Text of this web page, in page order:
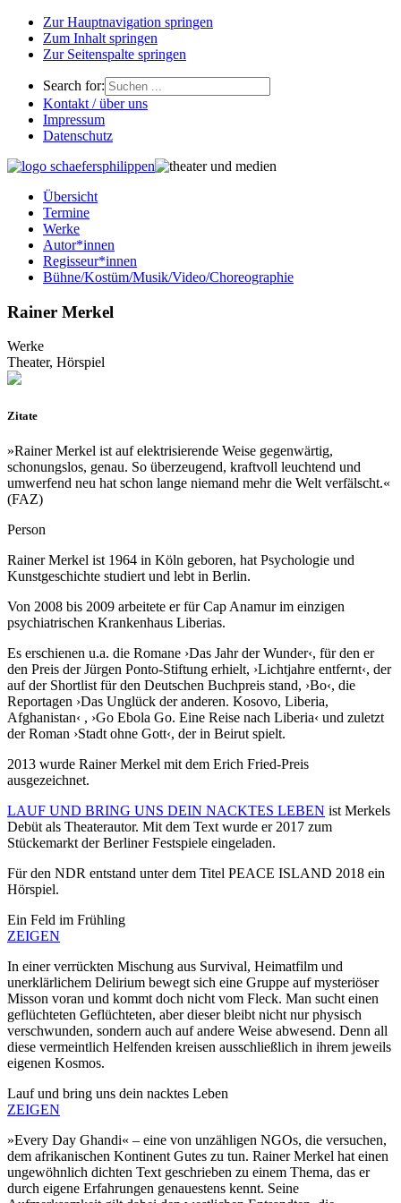
Zur Hauptnavigation springen
Zum Inhalt springen
Zur Seitenspalte springen
Search for:
Kontakt / über uns
Impressum
Datenschutz
Übersicht
Termine
Werke
Autor*innen
Regisseur*innen
Bühne/Kostüm/Musik/Video/Choreographie
Rainer Merkel
Werke
Theater, Hörspiel
Zitate
»Rainer Merkel ist auf elektrisierende Weise gegenwärtig,
schonungslos, genau. So überzeugend, kraftvoll leuchtend und
umwerfend neu hat schon lange niemand mehr die Welt verfälscht.«
(FAZ)
Person
Rainer Merkel ist 1964 in Köln geboren, hat Psychologie und
Kunstgeschichte studiert und lebt in Berlin.
Von 2008 bis 2009 arbeitete er für Cap Anamurim einzigen
psychiatrischen Krankenhaus Liberias.
Es erschienen u.a. die Romane ›Das Jahr der Wunder‹, für den er
den Preis derJürgen Ponto-Stiftung erhielt, ›Lichtjahre entfernt‹, der
auf der Shortlist für den Deutschen Buchpreis stand, ›Bo‹, die
Reportagen ›Das Unglück der anderen. Kosovo, Liberia,
Afghanistan‹ , ›Go Ebola Go. Eine Reise nach Liberia‹ und zuletzt
der Roman ›Stadt ohne Gott‹, der in Beirut spielt.
2013 wurde Rainer Merkel mit dem Erich Fried-Preis
ausgezeichnet.
LAUF UND BRING UNS DEIN NACKTES LEBEN ist Merkels
Debüt als Theaterautor. Mit dem Text wurde er 2017 zum
Stückemarkt der Berliner Festspiele eingeladen.
Für den NDR entstand unter dem Titel PEACE ISLAND 2018 ein
Hörspiel.
Ein Feld im Frühling
ZEIGEN
In einer verrückten Mischung aus Survival, Heimatfilm und
unerklärlichem Delirium bewegt sich eine Gruppe auf mysteriöser
Misson voran und kommt doch nicht vom Fleck. Man sucht einen
geflüchteten Geflüchteten, aber dieser bleibt nicht nur physisch
verschwunden, sondern auch auf andere Weise abwesend. Denn all
diese vermeintlich Helfenden kreisen ausschließlich in ihrem jeweils
eigenen Kosmos.
Lauf und bring uns dein nacktes Leben
ZEIGEN
»Every Day Ghandi« – eine von unzähligen NGOs, die versuchen,
dem afrikanischen Kontinent Gutes zu tun. Rainer Merkel hat einen
ungewöhnlich dichten Text geschrieben zu einem Thema, das er
durch eigene Erfahrungen genauestens kennt. Seine